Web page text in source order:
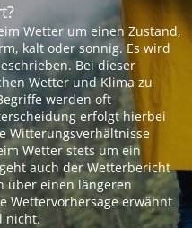
Wetter um einen Zustand,
kalt oder sonnig. Es wird
Bei dieser
Wetter und Klima zu
werden oft
erfolgt hierbei
Witterungsverhältnisse
Wetter stets um ein
auch der Wetterbericht
über einen längeren
Wettervorhersage erwähnt
nicht.